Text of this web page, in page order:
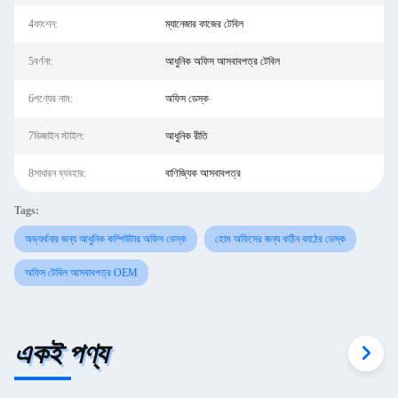
4ফাংশন: ম্যানেজার কাজের টেবিল
5বর্ণনা: আধুনিক অফিস আসবাবপত্র টেবিল
6পণ্যের নাম: অফিস ডেস্ক
7ডিজাইন স্টাইল: আধুনিক রীতি
8সাধারন ব্যবহার: বাণিজ্যিক আসবাবপত্র
Tags:
অভ্যর্থনার জন্য আধুনিক কম্পিউটার অফিস ডেস্ক হোম অফিসের জন্য কঠিন কাঠের ডেস্ক
অফিস টেবিল আসবাবপত্র OEM
একই পণ্য